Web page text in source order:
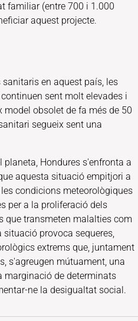
familiar (entre 700 i 1.000
aquest projecte.
en aquest país, les
sent molt elevades i
obsolet de fa més de 50
segueix sent una
planeta, Hondures s'enfronta a
aquesta situació empitjori a
condicions meteorològiques
per a la proliferació dels
que transmeten malalties com
situació provoca sequeres,
extrems que, juntament
s'agreugen mútuament, una
marginació de determinats
ne la desigualtat social.